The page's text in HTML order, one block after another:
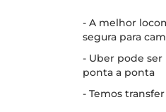
- A melhor
segura para
- Uber pode
ponta a ponta
- Temos